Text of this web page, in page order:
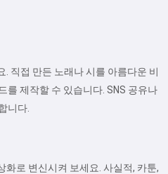
. 직접 만든 노래나 시를 아름다운 비
를 제작할 수 있습니다. SNS 공유나
니다.
화로 변신시켜 보세요. 사실적, 카툰,